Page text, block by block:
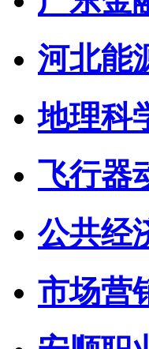
河北能
地理科
飞行器
公共经
市场营